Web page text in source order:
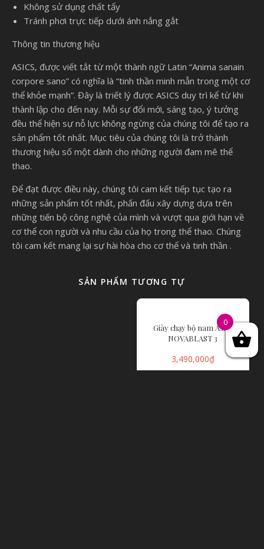
Không sử dụng chất tẩy
Tránh phơi trực tiếp dưới ánh nắng gắt
Thông tin thương hiệu
ASICS, được viết tắt từ một thành ngữ Latin “Anima sanain
corpore sano” có nghĩa là “tinh thần minh mẫn trong một cơ
thể khỏe mạnh”. Đây là triết lý được ASICS duy trì kể từ khi
thành lập cho đến nay. Mỗi sự đổi mới, sáng tạo, ý tưởng
đều thể hiện sự nỗ lực không ngừng của chúng tôi để tạo ra
sản phẩm tốt nhất. Mục tiêu của chúng tôi là trở thành
thương hiệu số một dành cho những người đam mê thể
thao.
Để đạt được điều này, chúng tôi cam kết tiếp tục tạo ra
những sản phẩm tốt nhất, phấn đấu xây dựng dựa trên
những tiến bộ công nghệ của mình và vượt qua giới hạn về
cơ thể con người và nhu cầu của họ trong thể thao. Chúng
tôi cam kết mang lại sự hài hòa cho cơ thể và tinh thần .
SẢN PHẨM TƯƠNG TỰ
Giày chạy bộ nam Asics
NOVABLAST 3
3,490,000₫
0